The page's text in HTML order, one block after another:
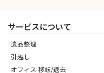
サービスについて
遺品整理
引越し
オフィス 移転/退去